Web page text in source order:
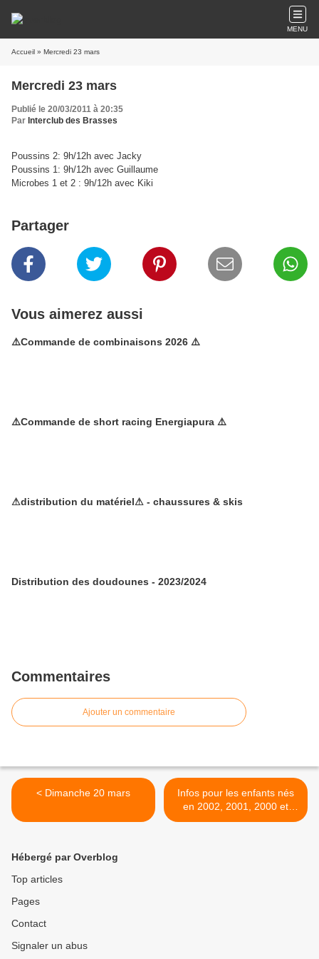
MENU
Accueil » Mercredi 23 mars
Mercredi 23 mars
Publié le 20/03/2011 à 20:35
Par Interclub des Brasses
Poussins 2: 9h/12h avec Jacky
Poussins 1: 9h/12h avec Guillaume
Microbes 1 et 2 : 9h/12h avec Kiki
Partager
Vous aimerez aussi
⚠️Commande de combinaisons 2026 ⚠️
⚠️Commande de short racing Energiapura ⚠️
⚠distribution du matériel⚠ - chaussures & skis
Distribution des doudounes - 2023/2024
Commentaires
Ajouter un commentaire
< Dimanche 20 mars
Infos pour les enfants nés
en 2002, 2001, 2000 et
1999 >
Hébergé par Overblog
Top articles
Pages
Contact
Signaler un abus